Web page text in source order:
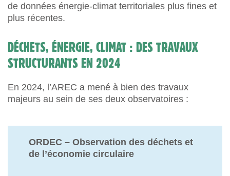
de données énergie-climat territoriales plus fines et
plus récentes.
DÉCHETS, ÉNERGIE, CLIMAT : DES TRAVAUX
STRUCTURANTS EN 2024
En 2024, l’AREC a mené à bien des travaux
majeurs au sein de ses deux observatoires :
ORDEC – Observation des déchets et
de l’économie circulaire